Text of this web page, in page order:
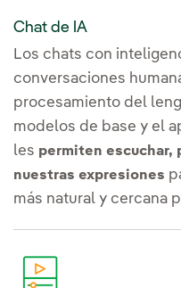
Chat de IA
Los chats con
conversaciones
procesamiento del
modelos de base y el
les permiten escuchar,
nuestras expresiones
más natural y cercana